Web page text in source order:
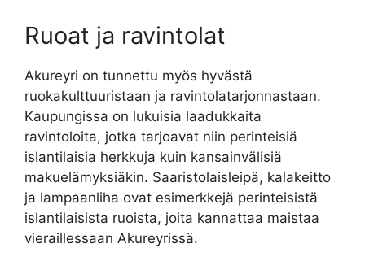
Ruoat ja ravintolat
Akureyri on tunnettu myös hyvästä
ruokakulttuuristaan ja ravintolatarjonnastaan.
Kaupungissa on lukuisia laadukkaita
ravintoloita, jotka tarjoavat niin perinteisiä
islantilaisia herkkuja kuin kansainvälisiä
makuelämyksiäkin. Saaristolaisleipä, kalakeitto
ja lampaanliha ovat esimerkkejä perinteisistä
islantilaisista ruoista, joita kannattaa maistaa
vieraillessaan Akureyrissä.